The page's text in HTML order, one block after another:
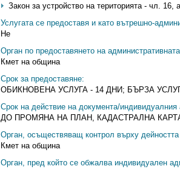
Закон за устройство на територията - чл. 16,
Услугата се предоставя и като вътрешно-
Не
Орган по предоставянето на
Кмет на община
Срок за предоставяне:
ОБИКНОВЕНА УСЛУГА - 14 ДНИ; БЪРЗА
Срок на действие на документа/индивидуалния
ДО ПРОМЯНА НА ПЛАН, КАДАСТРАЛНА
Орган, осъществяващ контрол върху
Кмет на община
Орган, пред който се обжалва индивидуален